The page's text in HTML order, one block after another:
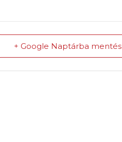
+ Google Naptárba mentés